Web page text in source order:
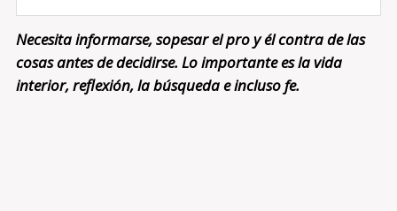
Necesita informarse, sopesar el pro y él contra de las
cosas antes de decidirse. Lo importante es la vida
interior, reflexión, la búsqueda e incluso fe.